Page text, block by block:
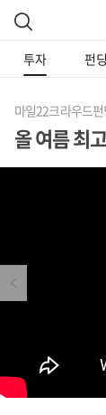
투자 펀딩
마일22크라우드
올 여름 최
Previous